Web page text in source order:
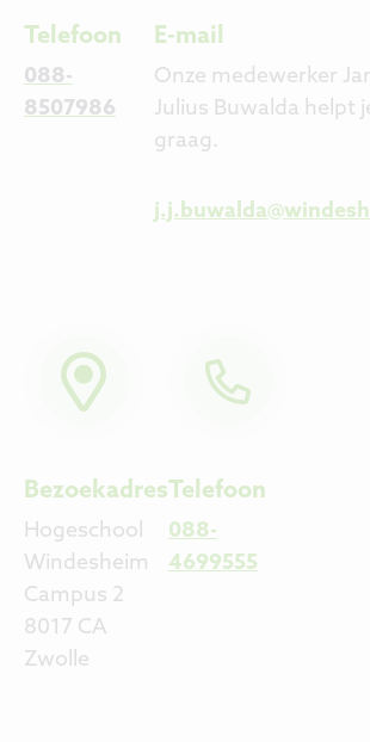
Telefoon
088-
8507986
E-mail
Onze medewerker
Julius Buwalda helpt
graag.
Bezoekadres
Hogeschool
Windesheim
Campus 2
8017 CA
Zwolle
Telefoon
088-
4699555